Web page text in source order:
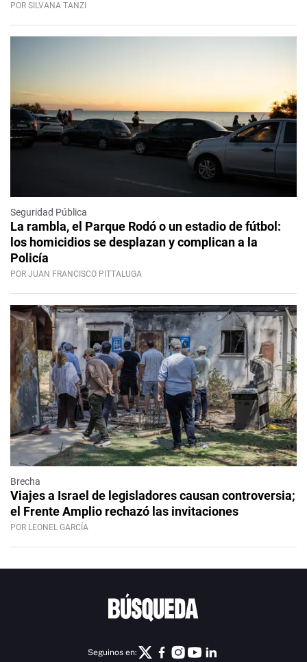
POR SILVANA TANZI
Seguridad Pública
La rambla, el Parque Rodó o un estadio de fútbol:
los homicidios se desplazan y complican a la
Policía
POR JUAN FRANCISCO PITTALUGA
Brecha
Viajes a Israel de legisladores causan controversia;
el Frente Amplio rechazó las invitaciones
POR LEONEL GARCÍA
Seguinos en: